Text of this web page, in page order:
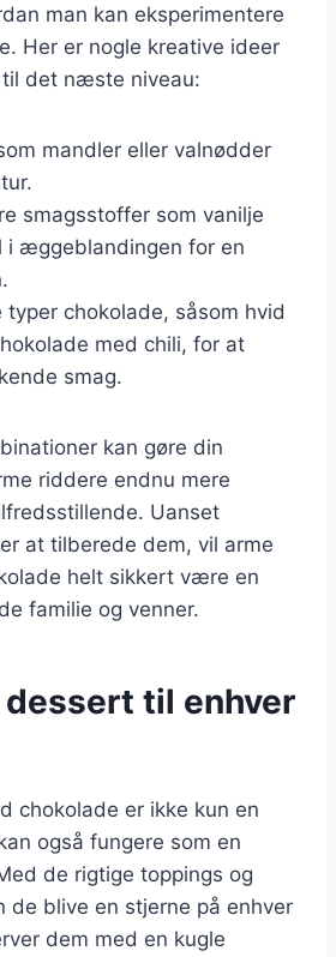
man kan eksperimentere
Her er nogle kreative ideer
det næste niveau:
mandler eller valnødder
smagsstoffer som vanilje
i æggeblandingen for en
typer chokolade, såsom hvid
med chili, for at
smag.
kan gøre din
riddere endnu mere
Uanset
at tilberede dem, vil arme
helt sikkert være en
familie og venner.
til enhver
chokolade er ikke kun en
også fungere som en
de rigtige toppings og
de blive en stjerne på enhver
dem med en kugle